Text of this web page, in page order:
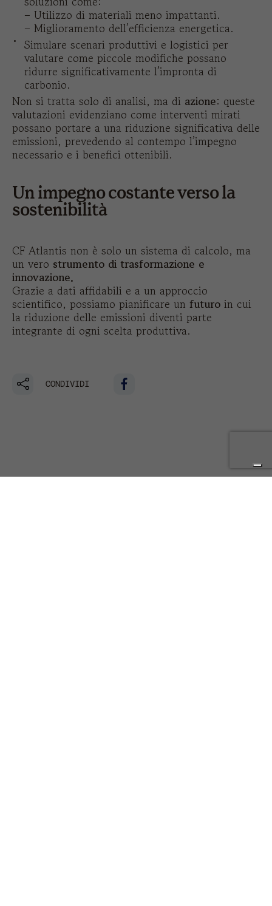
– Utilizzo di materiali meno impattanti.
– Miglioramento dell’efficienza energetica.
Simulare scenari produttivi e logistici per
valutare come piccole modifiche possano
ridurre significativamente l’impronta di
carbonio.
Non si tratta solo di analisi, ma di azione: queste
valutazioni evidenziano come interventi mirati
possano portare a una riduzione significativa delle
emissioni, prevedendo al contempo l’impegno
necessario e i benefici ottenibili.
Un impegno costante verso la
sostenibilità
CF Atlantis non è solo un sistema di calcolo, ma
un vero strumento di trasformazione e
innovazione.
Grazie a dati affidabili e a un approccio
scientifico, possiamo pianificare un futuro in cui
la riduzione delle emissioni diventi parte
integrante di ogni scelta produttiva.
CONDIVIDI